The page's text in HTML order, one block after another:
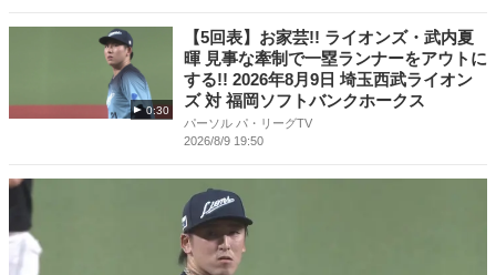
0:30
【5回表】お家芸!! ライオンズ・武内夏
暉 見事な牽制で一塁ランナーをアウトに
する!! 2026年8月9日 埼玉西武ライオン
ズ 対 福岡ソフトバンクホークス
パーソル パ・リーグTV
2026/8/9 19:50